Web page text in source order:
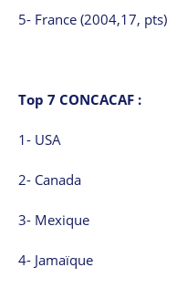
5- France (2004,17, pts)
Top 7 CONCACAF :
1- USA
2- Canada
3- Mexique
4- Jamaïque